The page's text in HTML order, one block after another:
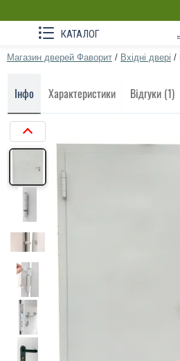
КАТАЛОГ
Магазин дверей Фаворит / Вхідні двері /
Інфо Характеристики Відгуки (1)